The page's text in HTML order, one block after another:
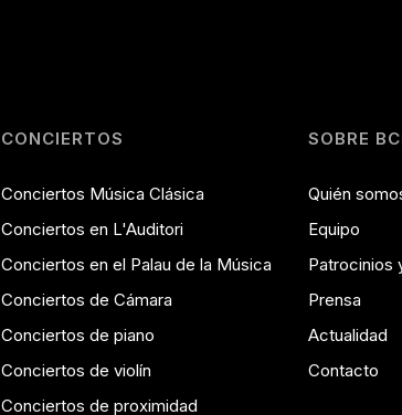
CONCIERTOS
Conciertos Música Clásica
Conciertos en L'Auditori
Conciertos en el Palau de la Música
Conciertos de Cámara
Conciertos de piano
Conciertos de violín
Conciertos de proximidad
SOBRE
Quién
Equipo
Patrocinios
Prensa
Actualidad
Contacto